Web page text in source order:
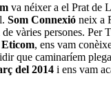
va néixer a el Prat de
Som Connexió neix a
vàries persones. Per
Eticom, ens vam
que caminaríem
del 2014 i ens vam